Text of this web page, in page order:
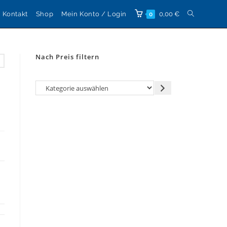
Kontakt Shop Mein Konto / Login 0 0,00 € Website-
Nach Preis filtern
Kategorie